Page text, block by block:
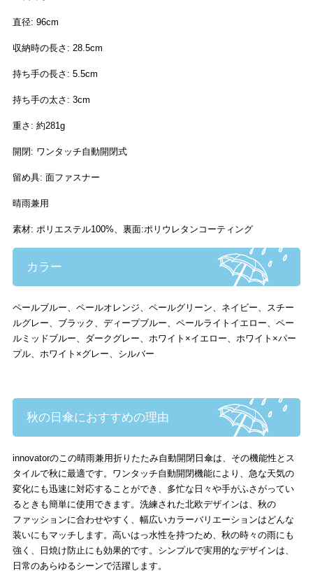
直径: 96cm
収納時の長さ: 28.5cm
持ち手の長さ: 5.5cm
持ち手の太さ: 3cm
重さ: 約281g
開閉: ワンタッチ自動開閉式
留め具: 面ファスナー
晴雨兼用
素材: ポリエステル100%、裏面:ポリウレタンコーティング
カラー
ペールブルー、ペールオレンジ、ペールグリーン、ネイビー、スチー
ルグレー、ブラック、ディープブルー、ペールライトイエロー、ペー
ルミッドブルー、ダークグレー、ホワイト×イエロー、ホワイト×パー
プル、ホワイト×グレー、シルバー
秋の日傘におすすめの理由
innovatorのこの晴雨兼用折りたたみ自動開閉日傘は、その機能性とス
タイルで秋に最適です。ワンタッチ自動開閉機能により、急な天気の
変化にも迅速に対応することができ、多忙な日々や手がふさがってい
るときも簡単に使用できます。洗練された北欧デザインは、秋の
ファッションに合わせやすく、幅広いカラーバリエーションはどんな
装いにもマッチします。高いはっ水性を持つため、秋の時々の雨にも
強く、日焼け防止にも効果的です。シンプルで実用的なデザインは、
日常のあらゆるシーンで活躍します。